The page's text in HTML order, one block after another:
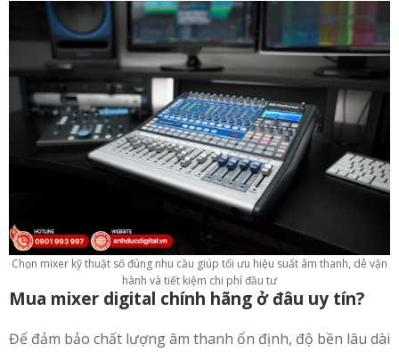
Chọn mixer kỹ thuật số đúng nhu cầu giúp tối ưu hiệu suất âm thanh, dễ vận
hành và tiết kiệm chi phí đầu tư
Mua mixer digital chính hãng ở đâu uy tín?
Để đảm bảo chất lượng âm thanh ổn định, độ bền lâu dài